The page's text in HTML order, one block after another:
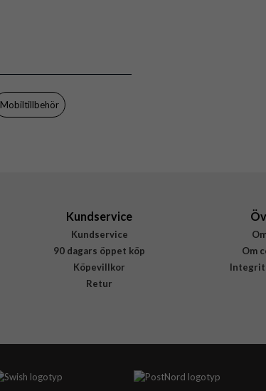
Återvunnen plast
Mobiltillbehör
Kundservice
Kundservice
90 dagars öppet köp
Köpevillkor
Retur
Om